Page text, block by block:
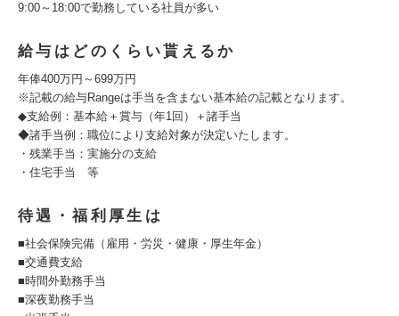
9:00～18:00で勤務している社員が多い
給与はどのくらい貰えるか
年俸400万円～699万円
※記載の給与Rangeは手当を含まない基本給の記載となります。
◆支給例：基本給＋賞与（年1回）＋諸手当
◆諸手当例：職位により支給対象が決定いたします。
・残業手当：実施分の支給
・住宅手当 等
待遇・福利厚生は
■社会保険完備（雇用・労災・健康・厚生年金）
■交通費支給
■時間外勤務手当
■深夜勤務手当